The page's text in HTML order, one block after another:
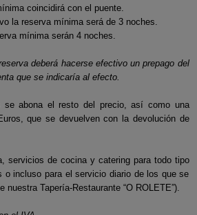
coincidirá con el puente.
la reserva mínima será de 3 noches.
mínima serán 4 noches.
deberá hacerse efectivo un prepago del
que se indicaría al efecto.
se abona el resto del precio, así como una
que se devuelven con la devolución de
servicios de cocina y catering para todo tipo
o incluso para el servicio diario de los que se
nuestra Tapería-Restaurante “O ROLETE”).